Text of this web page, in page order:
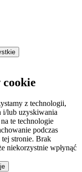
z technologii,
i/lub uzyskiwania
te technologie
podczas
stronie. Brak
niekorzystnie wpłynąć